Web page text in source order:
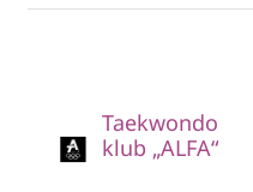
Taekwondo
klub „ALFA“